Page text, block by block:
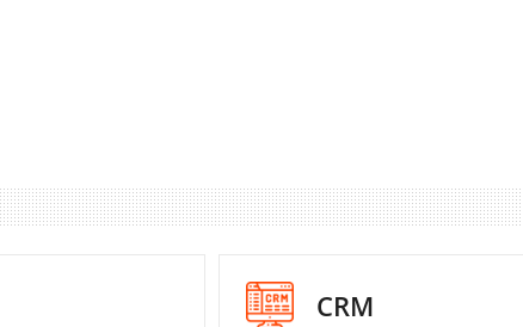
CRM